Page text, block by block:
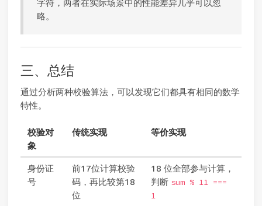
字符，两者在实际场景中的性能差异几乎可以忽
略。
三、总结
通过分析两种校验算法，可以发现它们都具有相同的数学
特性。
校验对
象
传统实现 等价实现
身份证
号
前17位计算校验
码，再比较第18
位
18 位全部参与计算，
判断 sum % 11 ===
1